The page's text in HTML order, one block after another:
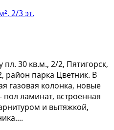
2/3 эт.
30 кв.м., 2/2, Пятигорск,
район парка Цветник. В
газовая колонка, новые
ламинат, встроенная
и вытяжкой,